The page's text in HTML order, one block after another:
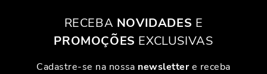
RECEBA NOVIDADES E
PROMOÇÕES EXCLUSIVAS
Cadastre-se na nossa newslettere receba